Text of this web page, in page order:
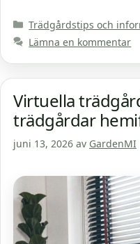
Kategorier
Trädgårdstips och
Lämna en kommentar
Virtuella
trädgårdar
juni 13, 2026 av GardenMI